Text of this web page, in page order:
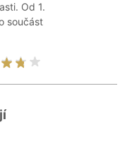
Od 1.
součást